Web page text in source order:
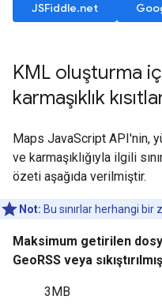
JSFiddle.net
KML oluşturma
karmaşıklık
Maps JavaScript API'nin,
ve karmaşıklığıyla ilgili
özeti aşağıda verilmiştir.
Not: Bu sınırlar herhangi
Maksimum getirilen
GeoRSS veya
3MB